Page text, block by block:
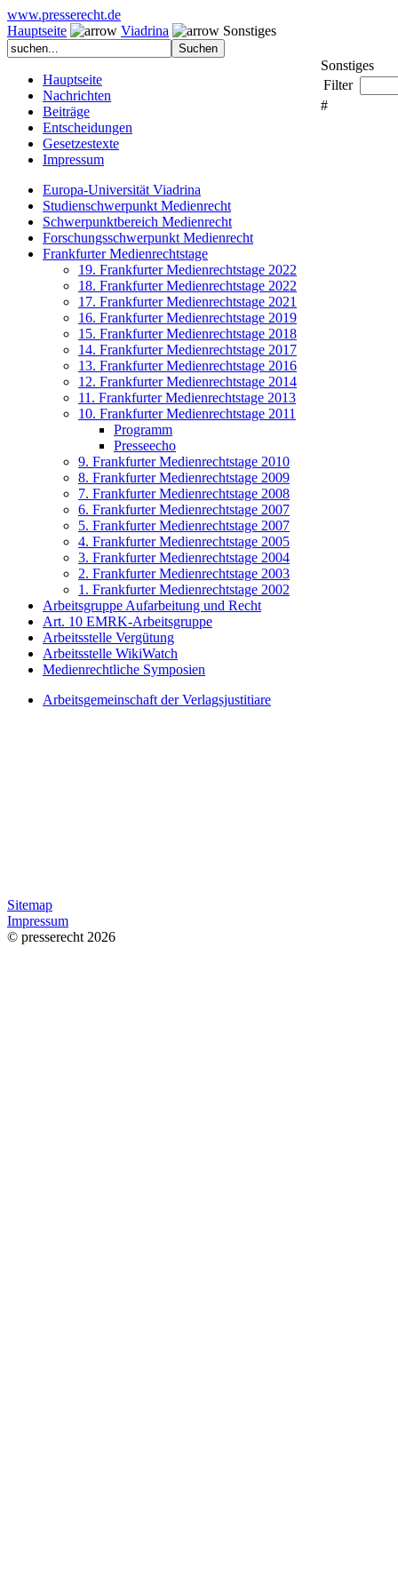
www.presserecht.de
Hauptseite
Viadrina Sonstiges
Hauptseite
Nachrichten
Beiträge
Entscheidungen
Gesetzestexte
Impressum
Europa-Universität Viadrina
Studienschwerpunkt Medienrecht
Schwerpunktbereich Medienrecht
Forschungsschwerpunkt Medienrecht
Frankfurter Medienrechtstage
19. Frankfurter Medienrechtstage 2022
18. Frankfurter Medienrechtstage 2022
17. Frankfurter Medienrechtstage 2021
16. Frankfurter Medienrechtstage 2019
15. Frankfurter Medienrechtstage 2018
14. Frankfurter Medienrechtstage 2017
13. Frankfurter Medienrechtstage 2016
12. Frankfurter Medienrechtstage 2014
11. Frankfurter Medienrechtstage 2013
10. Frankfurter Medienrechtstage 2011
Programm
Presseecho
9. Frankfurter Medienrechtstage 2010
8. Frankfurter Medienrechtstage 2009
7. Frankfurter Medienrechtstage 2008
6. Frankfurter Medienrechtstage 2007
5. Frankfurter Medienrechtstage 2007
4. Frankfurter Medienrechtstage 2005
3. Frankfurter Medienrechtstage 2004
2. Frankfurter Medienrechtstage 2003
1. Frankfurter Medienrechtstage 2002
Arbeitsgruppe Aufarbeitung und Recht
Art. 10 EMRK-Arbeitsgruppe
Arbeitsstelle Vergütung
Arbeitsstelle WikiWatch
Medienrechtliche Symposien
Arbeitsgemeinschaft der Verlagsjustitiare
Sonstiges
Filter
#
Sitemap
Impressum
© presserecht 2026